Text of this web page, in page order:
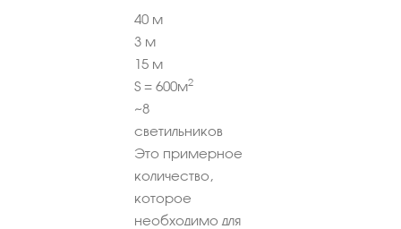
40 м
3 м
15 м
S = 600м2
~8
светильников
Это примерное
количество,
которое
необходимо для